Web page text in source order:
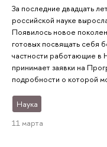
За последние двадцать
российской науке
Появилось новое
готовых посвящать себя
частности работающие
принимает заявки на
подробности о которой
Наука
11 марта